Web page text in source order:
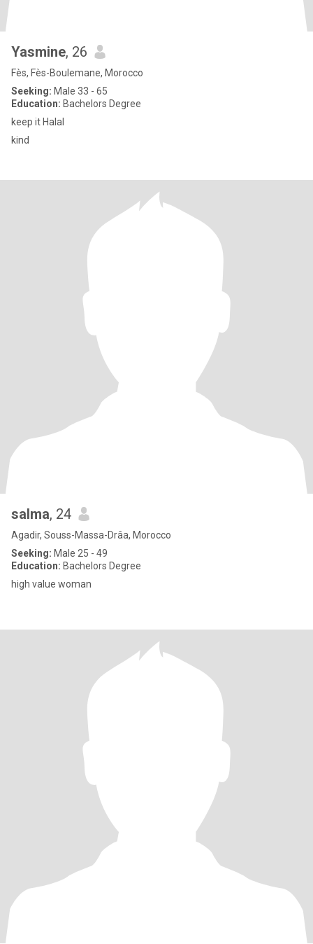
Yasmine, 26
Fès, Fès-Boulemane, Morocco
Seeking: Male 33 - 65
Education: Bachelors Degree
keep it Halal
kind
salma, 24
Agadir, Souss-Massa-Drâa, Morocco
Seeking: Male 25 - 49
Education: Bachelors Degree
high value woman